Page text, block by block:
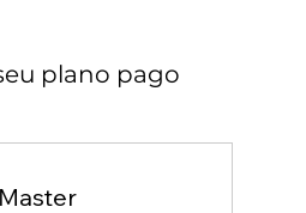
plano pago
Master